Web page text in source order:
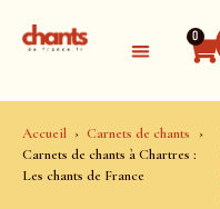
0
Accueil
Carnets de chants
Carnets de chants à Chartres :
Les chants de France